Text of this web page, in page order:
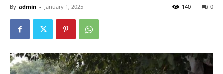
By admin - January 1, 2025 0
140